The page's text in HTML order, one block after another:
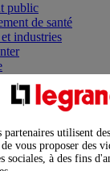
public
de santé
industries
et planifier le
optimiser son
Data Center
au service de vos
partenaires utilisent
vous proposer des
sociales, à des fins